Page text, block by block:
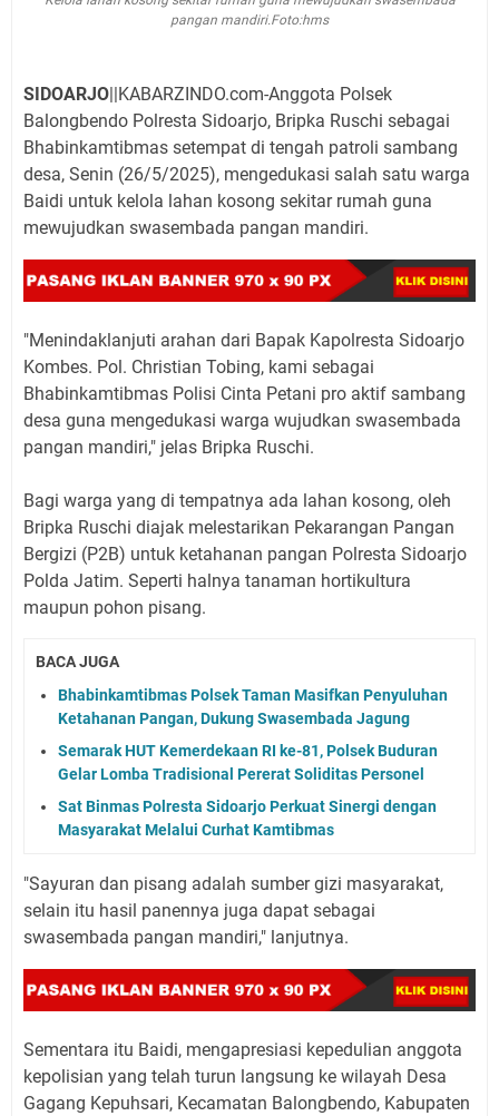
pangan mandiri.Foto:hms
SIDOARJO||KABARZINDO.com-Anggota Polsek
Balongbendo Polresta Sidoarjo, Bripka Ruschi sebagai
Bhabinkamtibmas setempat di tengah patroli sambang
desa, Senin (26/5/2025), mengedukasi salah satu warga
Baidi untuk kelola lahan kosong sekitar rumah guna
mewujudkan swasembada pangan mandiri.
"Menindaklanjuti arahan dari Bapak Kapolresta Sidoarjo
Kombes. Pol. Christian Tobing, kami sebagai
Bhabinkamtibmas Polisi Cinta Petani pro aktif sambang
desa guna mengedukasi warga wujudkan swasembada
pangan mandiri," jelas Bripka Ruschi.
Bagi warga yang di tempatnya ada lahan kosong, oleh
Bripka Ruschi diajak melestarikan Pekarangan Pangan
Bergizi (P2B) untuk ketahanan pangan Polresta Sidoarjo
Polda Jatim. Seperti halnya tanaman hortikultura
maupun pohon pisang.
BACA JUGA
Bhabinkamtibmas Polsek Taman Masifkan Penyuluhan
Ketahanan Pangan, Dukung Swasembada Jagung
Semarak HUT Kemerdekaan RI ke-81, Polsek Buduran
Gelar Lomba Tradisional Pererat Soliditas Personel
Sat Binmas Polresta Sidoarjo Perkuat Sinergi dengan
Masyarakat Melalui Curhat Kamtibmas
"Sayuran dan pisang adalah sumber gizi masyarakat,
selain itu hasil panennya juga dapat sebagai
swasembada pangan mandiri," lanjutnya.
Sementara itu Baidi, mengapresiasi kepedulian anggota
kepolisian yang telah turun langsung ke wilayah Desa
Gagang Kepuhsari, Kecamatan Balongbendo, Kabupaten